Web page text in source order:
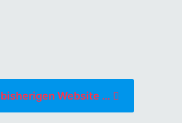
Website …